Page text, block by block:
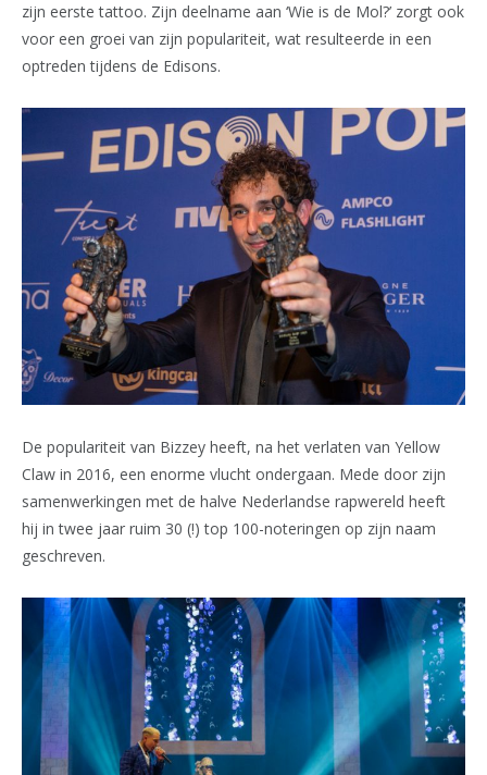
zijn eerste tattoo. Zijn deelname aan ‘Wie is de Mol?’ zorgt ook
voor een groei van zijn populariteit, wat resulteerde in een
optreden tijdens de Edisons.
De populariteit van Bizzey heeft, na het verlaten van Yellow
Claw in 2016, een enorme vlucht ondergaan. Mede door zijn
samenwerkingen met de halve Nederlandse rapwereld heeft
hij in twee jaar ruim 30 (!) top 100-noteringen op zijn naam
geschreven.